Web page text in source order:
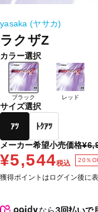
yasaka (ヤサカ)
ラクザZ
カラー選択
ブラック レッド
サイズ選択
ｱﾂ
ﾄｸｱﾂ
メーカー希望小売価格
¥5,544税込 20％
獲得ポイントはログイン後に表